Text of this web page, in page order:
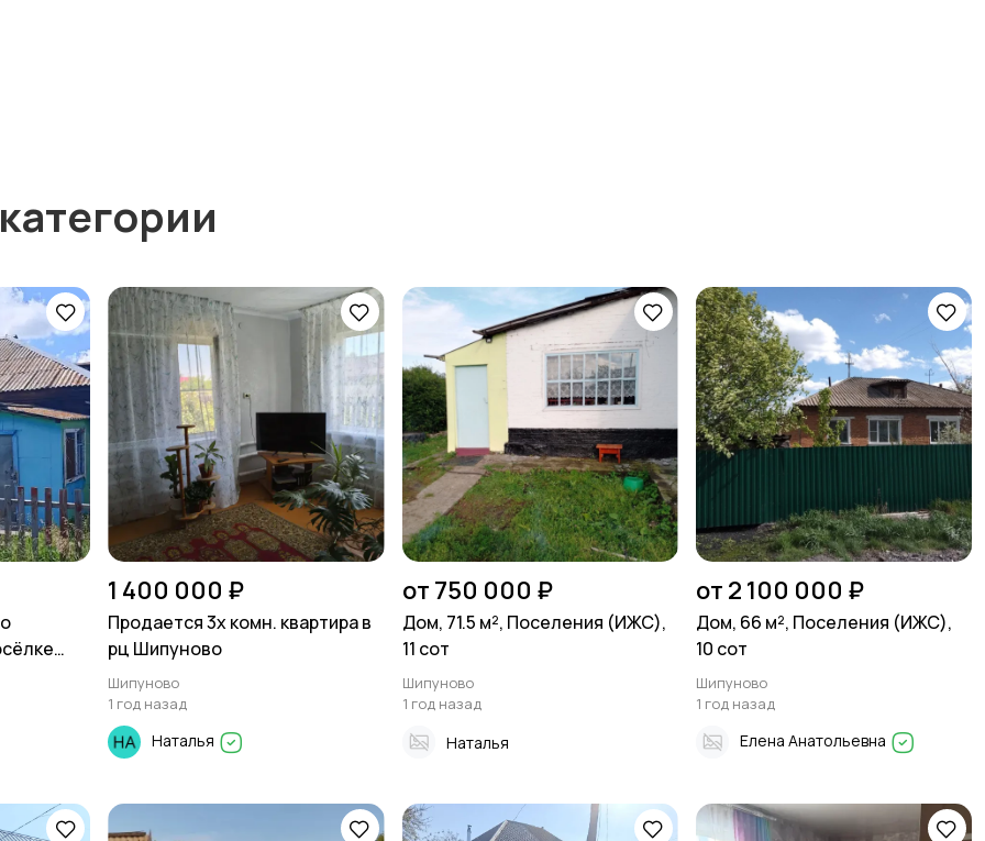
1 400 000 ₽
Продается 3х комн. квартира в
рц Шипуново
Шипуново
1 год назад
Наталья
от 750 000 ₽
Дом, 71.5 м², Поселения (ИЖС),
11 сот
Шипуново
1 год назад
Наталья
от 2 100 000 ₽
Дом, 66 м², Поселения (ИЖС),
10 сот
Шипуново
1 год назад
Елена Анатольевна